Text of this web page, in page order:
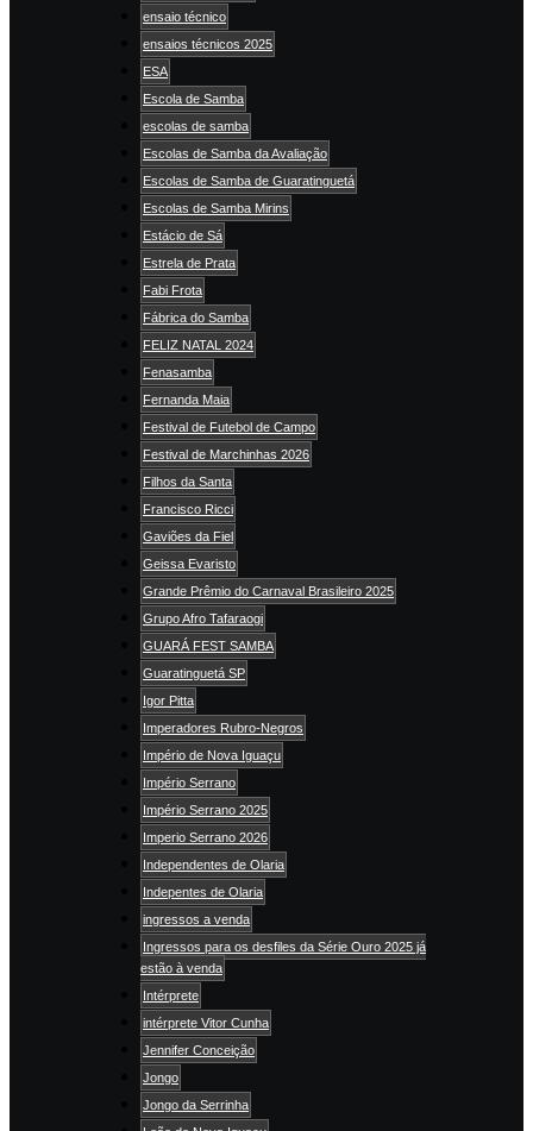
ensaio técnico
ensaios técnicos 2025
ESA
Escola de Samba
escolas de samba
Escolas de Samba da Avaliação
Escolas de Samba de Guaratinguetá
Escolas de Samba Mirins
Estácio de Sá
Estrela de Prata
Fabi Frota
Fábrica do Samba
FELIZ NATAL 2024
Fenasamba
Fernanda Maia
Festival de Futebol de Campo
Festival de Marchinhas 2026
Filhos da Santa
Francisco Ricci
Gaviões da Fiel
Geissa Evaristo
Grande Prêmio do Carnaval Brasileiro 2025
Grupo Afro Tafaraogi
GUARÁ FEST SAMBA
Guaratinguetá SP
Igor Pitta
Imperadores Rubro-Negros
Império de Nova Iguaçu
Império Serrano
Império Serrano 2025
Imperio Serrano 2026
Independentes de Olaria
Indepentes de Olaria
ingressos a venda
Ingressos para os desfiles da Série Ouro 2025 já
estão à venda
Intérprete
intérprete Vitor Cunha
Jennifer Conceição
Jongo
Jongo da Serrinha